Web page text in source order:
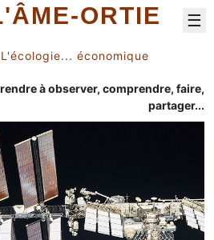
ORTIE
L'écologie... économique
à observer, comprendre, faire,
partager...
☰